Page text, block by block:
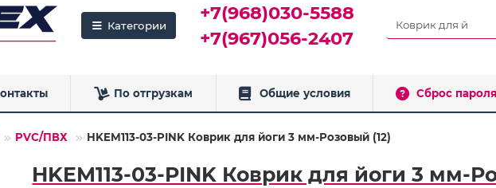
Категории
+7(968)030-5588
+7(967)056-2407
По отгрузкам Общие условия Сброс пароля
PVC/ПВХ HKEM113-03-PINK Коврик для йоги 3 мм-Розовый (12)
HKEM113-03-PINK Коврик для йоги 3 мм-